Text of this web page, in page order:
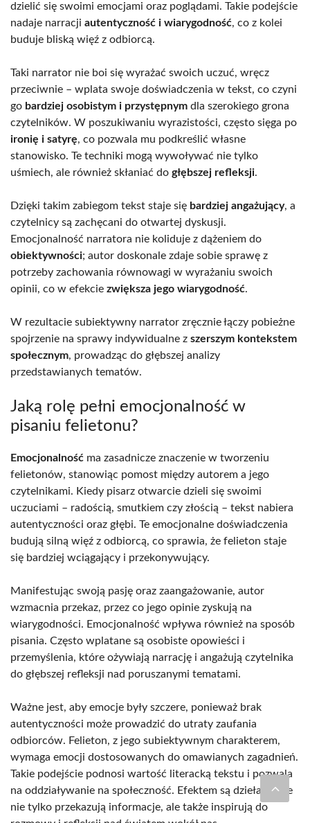
dzielić się swoimi emocjami oraz poglądami. Takie podejście
nadaje narracji autentyczność i wiarygodność, co z kolei
buduje bliską więź z odbiorcą.
Taki narrator nie boi się wyrażać swoich uczuć, wręcz
przeciwnie – wplata swoje doświadczenia w tekst, co czyni
go bardziej osobistym i przystępnym dla szerokiego grona
czytelników. W poszukiwaniu wyrazistości, często sięga po
ironię i satyrę, co pozwala mu podkreślić własne
stanowisko. Te techniki mogą wywoływać nie tylko
uśmiech, ale również skłaniać do głębszej refleksji.
Dzięki takim zabiegom tekst staje się bardziej angażujący, a
czytelnicy są zachęcani do otwartej dyskusji.
Emocjonalność narratora nie koliduje z dążeniem do
obiektywności; autor doskonale zdaje sobie sprawę z
potrzeby zachowania równowagi w wyrażaniu swoich
opinii, co w efekcie zwiększa jego wiarygodność.
W rezultacie subiektywny narrator zręcznie łączy pobieżne
spojrzenie na sprawy indywidualne z szerszym kontekstem
społecznym, prowadząc do głębszej analizy
przedstawianych tematów.
Jaką rolę pełni emocjonalność w
pisaniu felietonu?
Emocjonalność ma zasadnicze znaczenie w tworzeniu
felietonów, stanowiąc pomost między autorem a jego
czytelnikami. Kiedy pisarz otwarcie dzieli się swoimi
uczuciami – radością, smutkiem czy złością – tekst nabiera
autentyczności oraz głębi. Te emocjonalne doświadczenia
budują silną więź z odbiorcą, co sprawia, że felieton staje
się bardziej wciągający i przekonywujący.
Manifestując swoją pasję oraz zaangażowanie, autor
wzmacnia przekaz, przez co jego opinie zyskują na
wiarygodności. Emocjonalność wpływa również na sposób
pisania. Często wplatane są osobiste opowieści i
przemyślenia, które ożywiają narrację i angażują czytelnika
do głębszej refleksji nad poruszanymi tematami.
Ważne jest, aby emocje były szczere, ponieważ brak
autentyczności może prowadzić do utraty zaufania
odbiorców. Felieton, z jego subiektywnym charakterem,
wymaga emocji dostosowanych do omawianych zagadnień.
Takie podejście podnosi wartość literacką tekstu i pozwala
na oddziaływanie na społeczność. Efektem są dzieła, które
nie tylko przekazują informacje, ale także inspirują do